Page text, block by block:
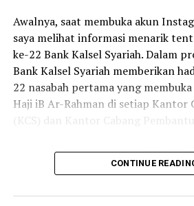
Awalnya, saat membuka akun
saya melihat informasi menarik
ke-22 Bank Kalsel Syariah. Dalam
Bank Kalsel Syariah memberikan
22 nasabah pertama yang
Haji iB Ar-Rahman di setiap Kantor
(KCS) dan Kantor Cabang Pembantu
Cukup dengan setoran awal di atas
berkesempatan memperoleh
Agustus 2026 di 13 Kantor Cabang
CONTINUE